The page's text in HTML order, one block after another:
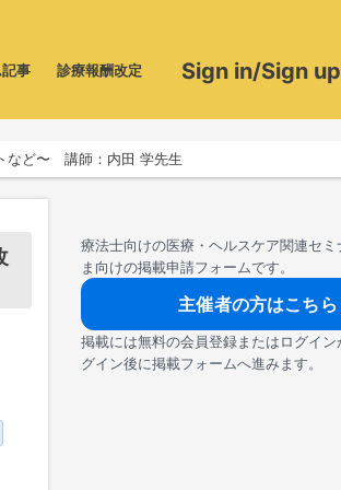
Sign in/Sign up
事 診療報酬改定
など〜 講師：内田 学先生
療法士向けの医療・ヘルスケア関連セミ
ま向けの掲載申請フォームです。
主催者の方はこちら
掲載には無料の会員登録またはログイン
グイン後に掲載フォームへ進みます。